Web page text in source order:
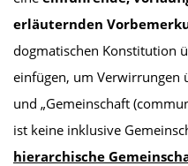
erläuternden
dogmatischen Konstitution
einfügen, um Verwirrungen
und „Gemeinschaft
ist keine inklusive
hierarchische